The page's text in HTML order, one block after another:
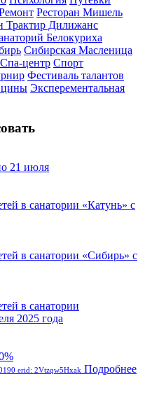
Ресторан Мишель
Трактир Дилижанс
Белокуриха
Сибирская Масленица
Спа-центр Спорт
Фестиваль талантов
Эксперементальная
21 июля
в санатории «Катунь» с
в санатории «Сибирь» с
в санатории
2025 года
erid: 2Vtzqw5Hxak Подробнее